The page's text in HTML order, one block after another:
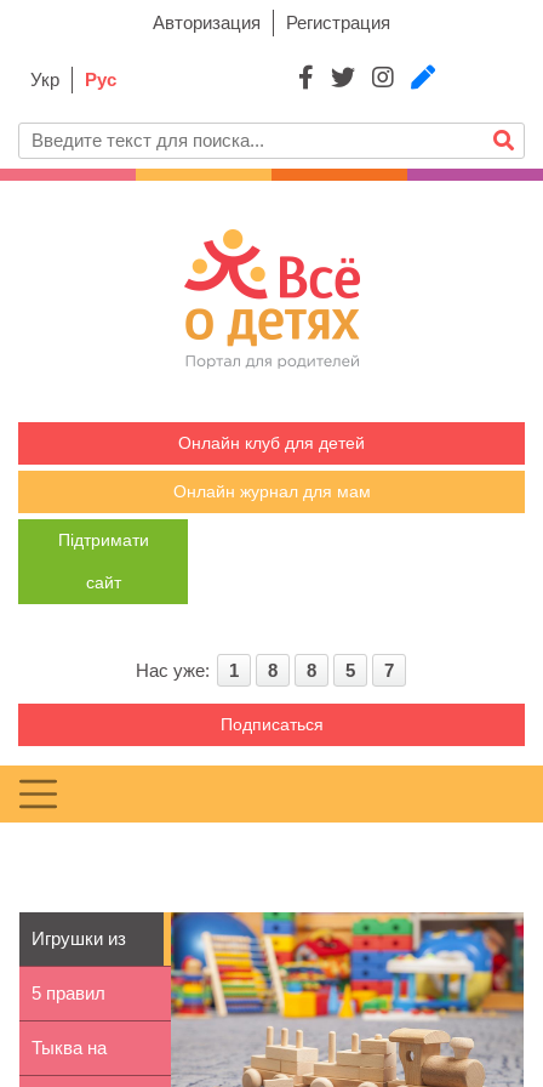
Авторизация Регистрация
Укр Рус
Онлайн клуб для детей
Онлайн журнал для мам
Підтримати
сайт
Нас уже: 1 8 8 5 7
Подписаться
Игрушки из
дерева:
преимущества
5 правил
съемки детей
Тыква на